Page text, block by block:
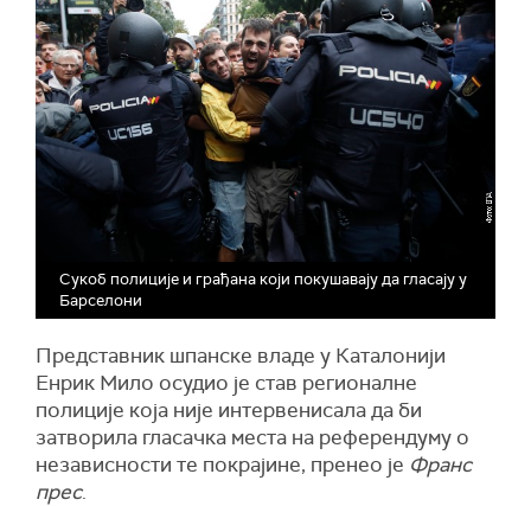
Сукоб полиције и грађана који покушавају да гласају у
Барселони
Представник шпанске владе у Каталонији
Енрик Мило осудио је став регионалне
полиције која није интервенисала да би
затворила гласачка места на референдуму о
независности те покрајине, пренео је Франс
прес.